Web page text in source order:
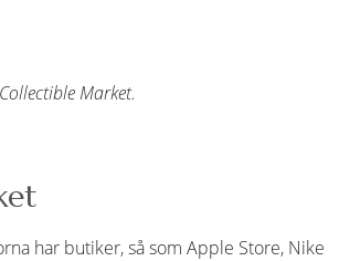
Market.
har butiker, så som Apple Store, Nike